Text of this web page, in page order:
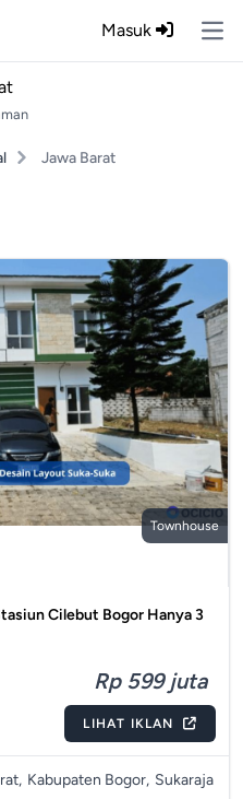
Masuk
Jawa Barat
Townhouse
Cilebut Bogor Hanya 3
Rp 599 juta
LIHAT IKLAN
Kabupaten Bogor, Sukaraja